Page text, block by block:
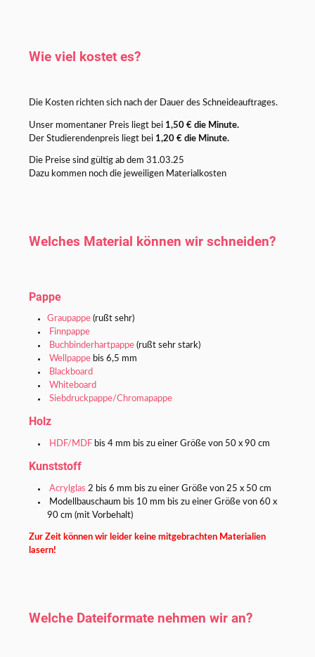
Wie viel kostet es?
Die Kosten richten sich nach der Dauer des Schneideauftrages.
Unser momentaner Preis liegt bei 1,50 € die Minute.
Der Studierendenpreis liegt bei 1,20 € die Minute.
Die Preise sind gültig ab dem 31.03.25
Dazu kommen noch die jeweiligen Materialkosten
Welches Material können wir schneiden?
Pappe
Graupappe(rußt sehr)
Finnpappe
Buchbinderhartpappe(rußt sehr stark)
Wellpappebis 6,5 mm
Blackboard
Whiteboard
Siebdruckpappe/Chromapappe
Holz
HDF/MDFbis 4 mm bis zu einer Größe von 50 x 90 cm
Kunststoff
Acrylglas 2 bis 6 mm bis zu einer Größe von 25 x 50 cm
Modellbauschaum bis 10 mm bis zu einer Größe von 60 x
90 cm (mit Vorbehalt)
Zur Zeit können wir leider keine mitgebrachten Materialien
lasern!
Welche Dateiformate nehmen wir an?